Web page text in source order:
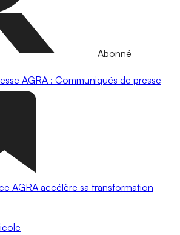
Abonné
AGRA : Communiqués de presse
AGRA accélère sa transformation